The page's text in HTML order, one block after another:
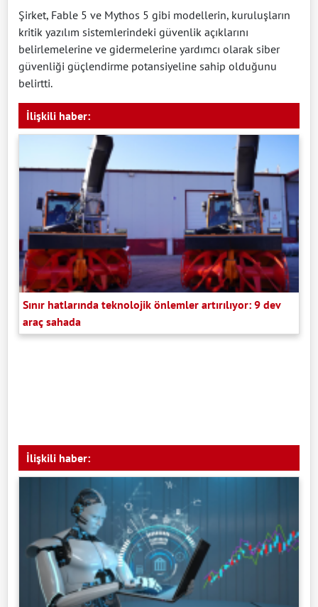
Şirket, Fable 5 ve Mythos 5 gibi modellerin, kuruluşların
kritik yazılım sistemlerindeki güvenlik açıklarını
belirlemelerine ve gidermelerine yardımcı olarak siber
güvenliği güçlendirme potansiyeline sahip olduğunu
belirtti.
İlişkili haber:
Sınır hatlarında teknolojik önlemler artırılıyor: 9 dev
araç sahada
İlişkili haber: